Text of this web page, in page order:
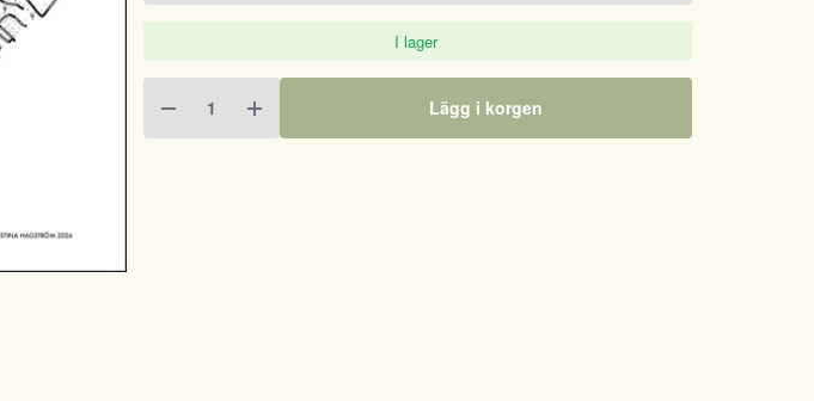
I lager
Lägg i korgen